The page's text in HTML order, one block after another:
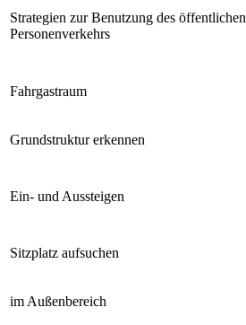
Strategien zur Benutzung des öffentlichen
Personenverkehrs
Fahrgastraum
Grundstruktur erkennen
Ein- und Aussteigen
Sitzplatz aufsuchen
im Außenbereich